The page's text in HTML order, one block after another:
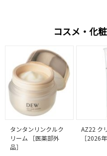
コスメ・化
タンタンリンクルク
リーム ［医薬部外
品］
AZ22 ク
［2026